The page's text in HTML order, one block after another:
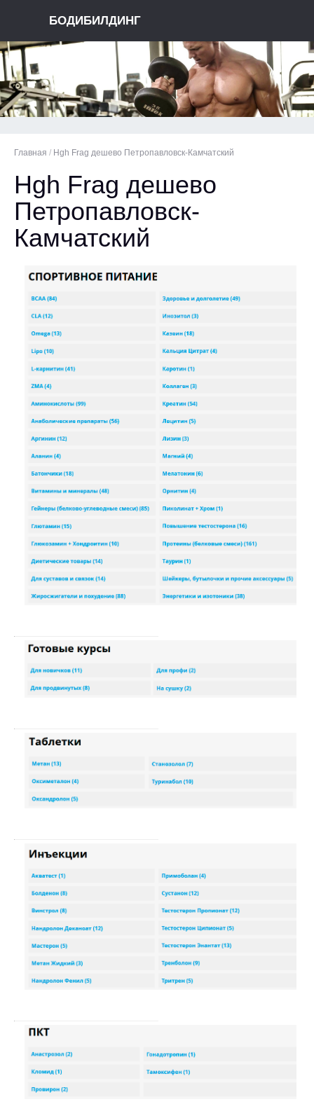
БОДИБИЛДИНГ
Главная / Hgh Frag дешево Петропавловск-Камчатский
Hgh Frag дешево
Петропавловск-
Камчатский